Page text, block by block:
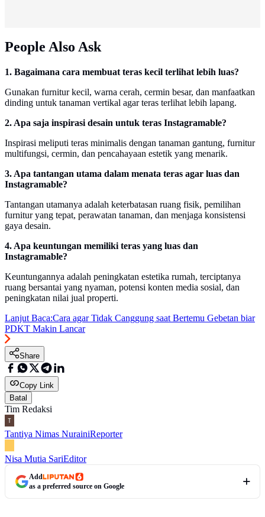
People Also Ask
1. Bagaimana cara membuat teras kecil terlihat lebih luas?
Gunakan furnitur kecil, warna cerah, cermin besar, dan manfaatkan
dinding untuk tanaman vertikal agar teras terlihat lebih lapang.
2. Apa saja inspirasi desain untuk teras Instagramable?
Inspirasi meliputi teras minimalis dengan tanaman gantung, furnitur
multifungsi, cermin, dan pencahayaan estetik yang menarik.
3. Apa tantangan utama dalam menata teras agar luas dan
Instagramable?
Tantangan utamanya adalah keterbatasan ruang fisik, pemilihan
furnitur yang tepat, perawatan tanaman, dan menjaga konsistensi
gaya desain.
4. Apa keuntungan memiliki teras yang luas dan
Instagramable?
Keuntungannya adalah peningkatan estetika rumah, terciptanya
ruang bersantai yang nyaman, potensi konten media sosial, dan
peningkatan nilai jual properti.
Lanjut Baca:Cara agar Tidak Canggung saat Bertemu Gebetan biar
PDKT Makin Lancar
Share
Copy Link
Batal
Tim Redaksi
Tantiya Nimas NurainiReporter
Nisa Mutia SariEditor
Add
as a preferred source on Google